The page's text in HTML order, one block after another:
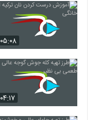
۰۵:۰۸
۰۴:۱۷